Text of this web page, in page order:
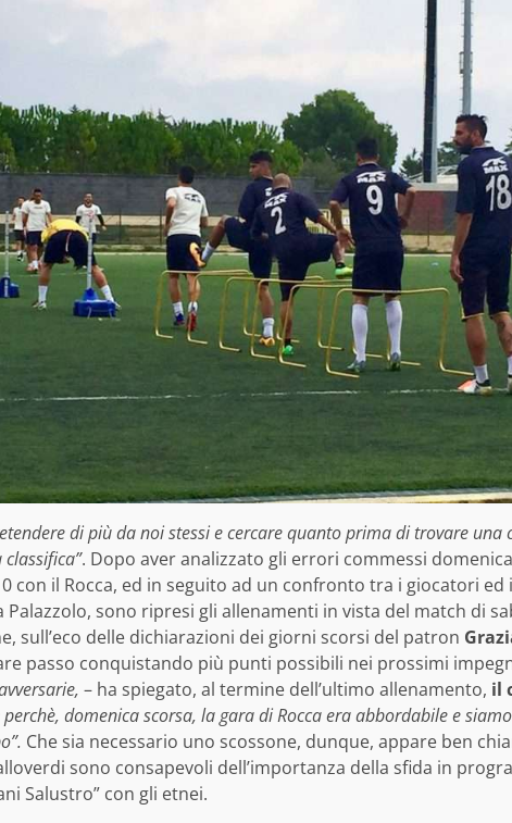
di più da noi stessi e cercare quanto prima di trovare
. Dopo aver analizzato gli errori commessi
con il Rocca, ed in seguito ad un confronto tra i giocatori ed
Palazzolo, sono ripresi gli allenamenti in vista del match di
sull’eco delle dichiarazioni dei giorni scorsi del patron
passo conquistando più punti possibili nei prossimi
– ha spiegato, al termine dell’ultimo allenamento, il
perchè, domenica scorsa, la gara di Rocca era abbordabile e
Che sia necessario uno scossone, dunque, appare ben
sono consapevoli dell’importanza della sfida in
Salustro” con gli etnei.